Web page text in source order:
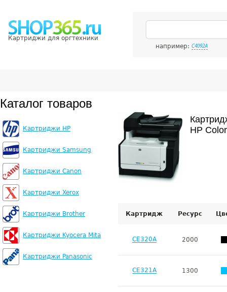
Картриджи для оргтехники
например: C4092A
Каталог товаров
Картриджи HP
Картриджи Samsung
Картриджи Canon
Картриджи Xerox
Картриджи Brother
Картриджи Kyocera Mita
Картриджи Panasonic
HP
Картридж Ресурс
CE320A 2000
CE321A 1300